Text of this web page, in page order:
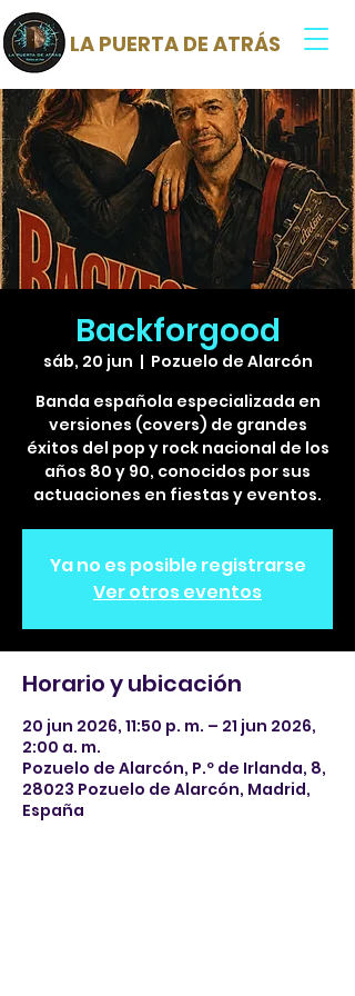
LA PUERTA DE ATRÁS
Backforgood
sáb, 20 jun
  |
Pozuelo de Alarcón
Banda española especializada en
versiones (covers) de grandes
éxitos del pop y rock nacional de los
años 80 y 90, conocidos por sus
actuaciones en fiestas y eventos.
Ya no es posible registrarse
Ver otros eventos
Horario y ubicación
20 jun 2026, 11:50 p. m. – 21 jun 2026,
2:00 a. m.
Pozuelo de Alarcón, P.º de Irlanda, 8,
28023 Pozuelo de Alarcón, Madrid,
España